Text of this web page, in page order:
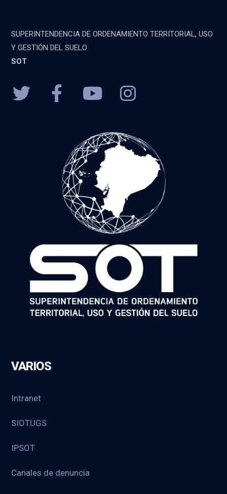
SUPERINTENDENCIA DE ORDENAMIENTO TERRITORIAL, USO
Y GESTIÓN DEL SUELO
SOT
VARIOS
Intranet
SIOTUGS
IPSOT
Canales de denuncia